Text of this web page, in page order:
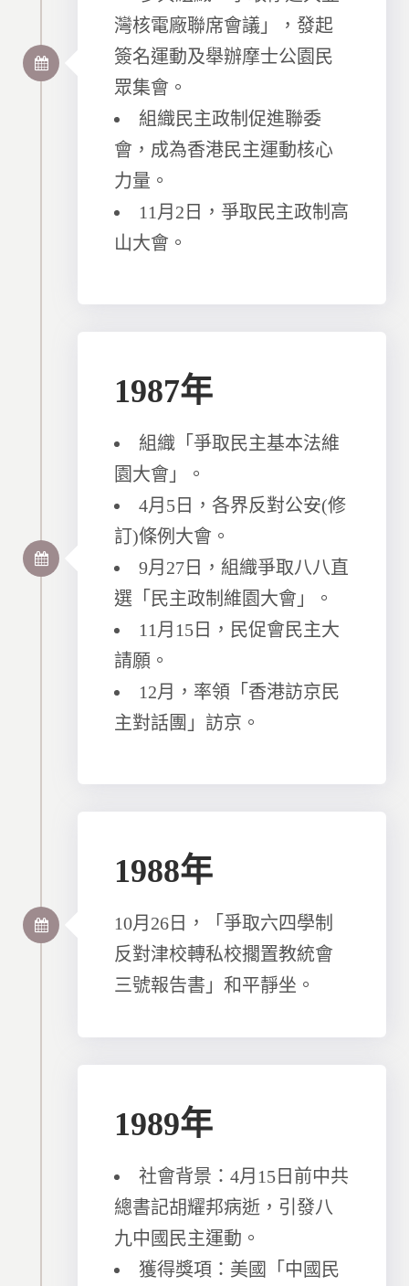
灣核電廠聯席會議」，發起
簽名運動及舉辦摩士公園民
眾集會。
組織民主政制促進聯委
會，成為香港民主運動核心
力量。
11月2日，爭取民主政制高
山大會。
1987年
組織「爭取民主基本法維
園大會」。
4月5日，各界反對公安(修
訂)條例大會。
9月27日，組織爭取八八直
選「民主政制維園大會」。
11月15日，民促會民主大
請願。
12月，率領「香港訪京民
主對話團」訪京。
1988年
10月26日，「爭取六四學制
反對津校轉私校擱置教統會
三號報告書」和平靜坐。
1989年
社會背景：4月15日前中共
總書記胡耀邦病逝，引發八
九中國民主運動。
獲得獎項：美國「中國民